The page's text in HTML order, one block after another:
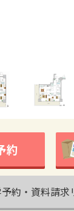
約
予約・資料請求